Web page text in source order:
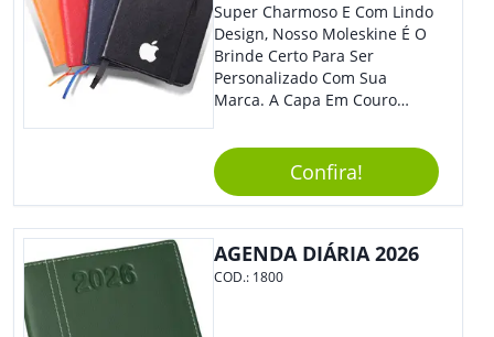
Super Charmoso E Com Lindo
Design, Nosso Moleskine É O
Brinde Certo Para Ser
Personalizado Com Sua
Marca. A Capa Em Couro
Elástico Permite Maior
Segurança Ao Carregá-Lo.
Ofereça A Seus Clientes E
Colaboradores, Sem Dúvidas
Eles Irão Adorar.
Confira!
AGENDA DIÁRIA 2026
COD.: 1800